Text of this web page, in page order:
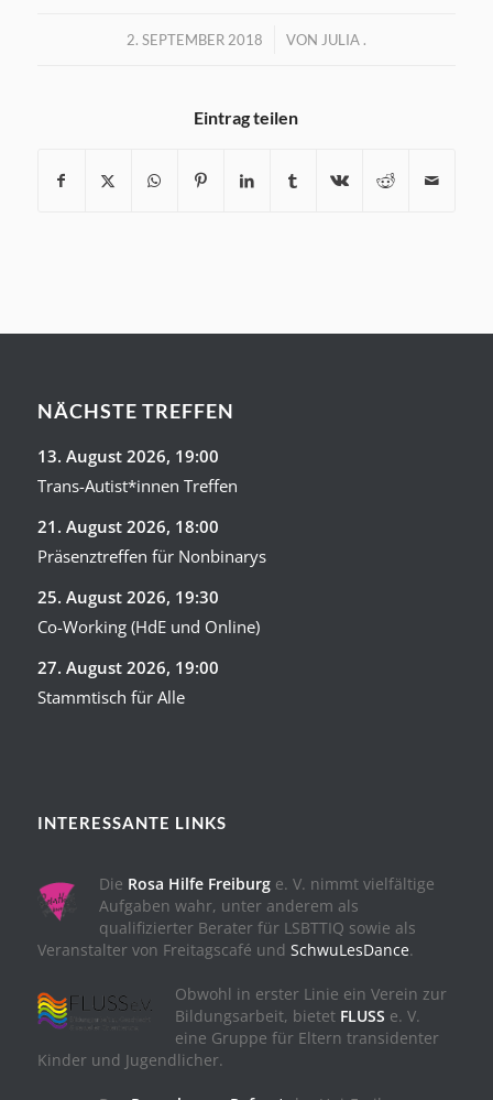
2. SEPTEMBER 2018
/ VON JULIA .
Eintrag teilen
NÄCHSTE TREFFEN
13. August 2026, 19:00
Trans-Autist*innen Treffen
21. August 2026, 18:00
Präsenztreffen für Nonbinarys
25. August 2026, 19:30
Co-Working (HdE und Online)
27. August 2026, 19:00
Stammtisch für Alle
INTERESSANTE LINKS
Die Rosa Hilfe Freiburge. V. nimmt vielfältige
Aufgaben wahr, unter anderem als
qualifizierter Berater für LSBTTIQ sowie als
Veranstalter von Freitagscafé und SchwuLesDance.
Obwohl in erster Linie ein Verein zur
Bildungsarbeit, bietet FLUSS e. V.
eine Gruppe für Eltern transidenter
Kinder und Jugendlicher.